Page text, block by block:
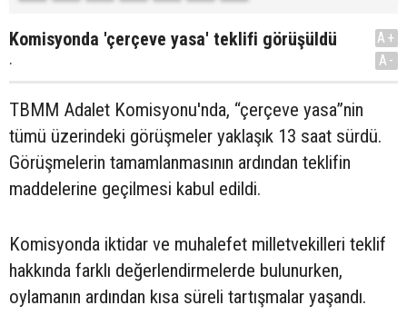
Komisyonda 'çerçeve yasa' teklifi görüşüldü
.
A+
A-
TBMM Adalet Komisyonu'nda, “çerçeve yasa”nin
tümü üzerindeki görüşmeler yaklaşık 13 saat sürdü.
Görüşmelerin tamamlanmasının ardından teklifin
maddelerine geçilmesi kabul edildi.
Komisyonda iktidar ve muhalefet milletvekilleri teklif
hakkında farklı değerlendirmelerde bulunurken,
oylamanın ardından kısa süreli tartışmalar yaşandı.